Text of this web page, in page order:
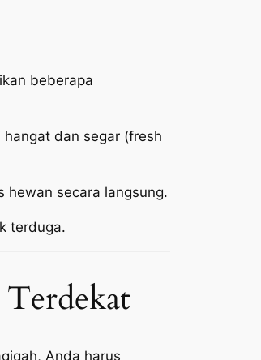
beberapa
dan segar (fresh
hewan secara langsung.
terduga.
Anda harus